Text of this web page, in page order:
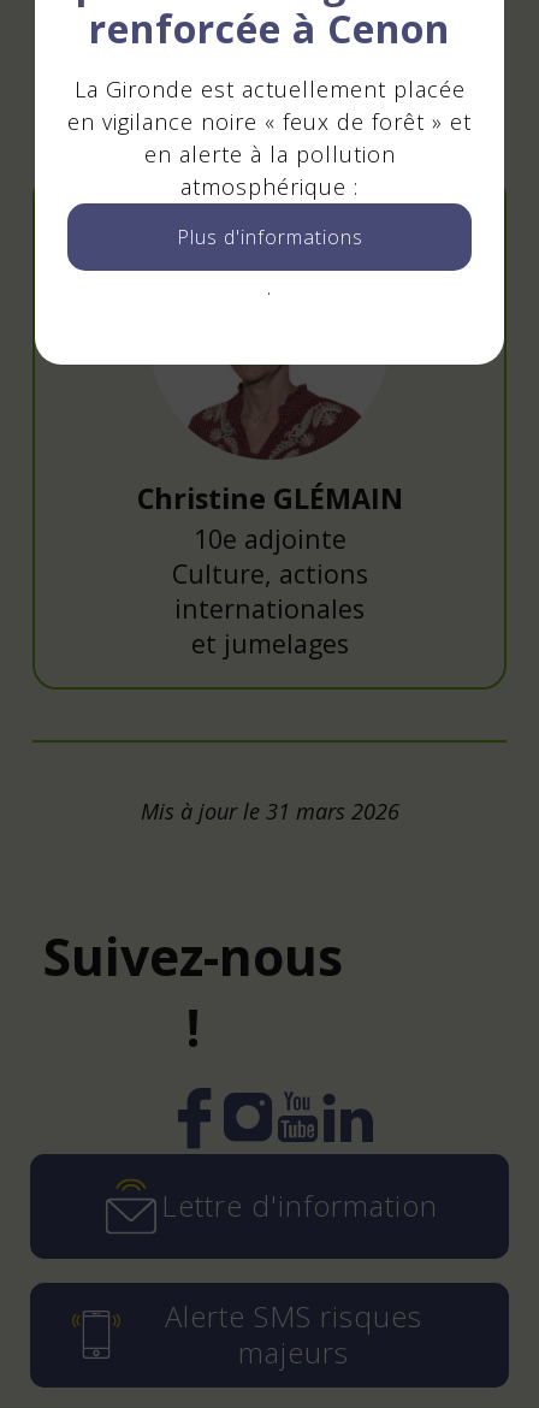
Élu référent
Christine GLÉMAIN
10e adjointe
Culture, actions
internationales
et jumelages
Mis à jour le 31 mars 2026
Suivez-nous
!
Instagram
YouTube
LinkedIn
Lettre d'information
Alerte SMS risques
majeurs
renforcée à Cenon
La Gironde est actuellement placée
en vigilance noire « feux de forêt » et
en alerte à la pollution
atmosphérique :
Plus d'informations
.